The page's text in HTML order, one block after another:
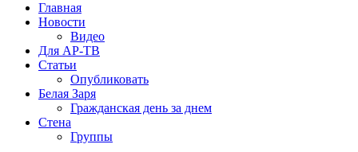
Главная
Новости
Видео
Для АР-ТВ
Статьи
Опубликовать
Белая Заря
Гражданская день за днем
Стена
Группы